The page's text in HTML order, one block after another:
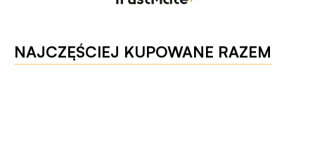
NAJCZĘŚCIEJ KUPOWANE RAZEM